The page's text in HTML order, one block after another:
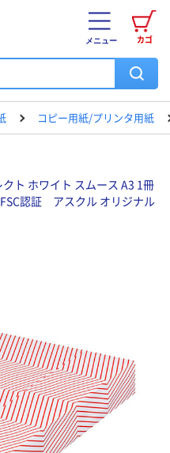
カゴ
メニュー
コピー用紙/プリンタ用紙
ト ホワイト スムース A3 1冊
認証 アスクル オリジナル